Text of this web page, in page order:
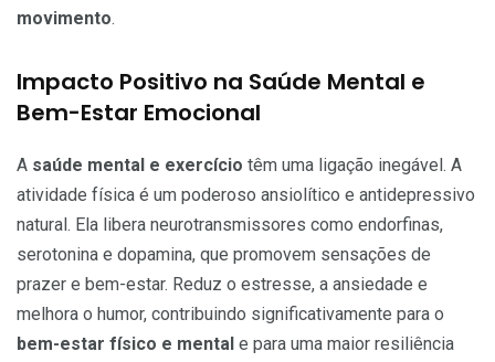
movimento.
Impacto Positivo na Saúde Mental e
Bem-Estar Emocional
A saúde mental e exercício têm uma ligação inegável. A
atividade física é um poderoso ansiolítico e antidepressivo
natural. Ela libera neurotransmissores como endorfinas,
serotonina e dopamina, que promovem sensações de
prazer e bem-estar. Reduz o estresse, a ansiedade e
melhora o humor, contribuindo significativamente para o
bem-estar físico e mental e para uma maior resiliência